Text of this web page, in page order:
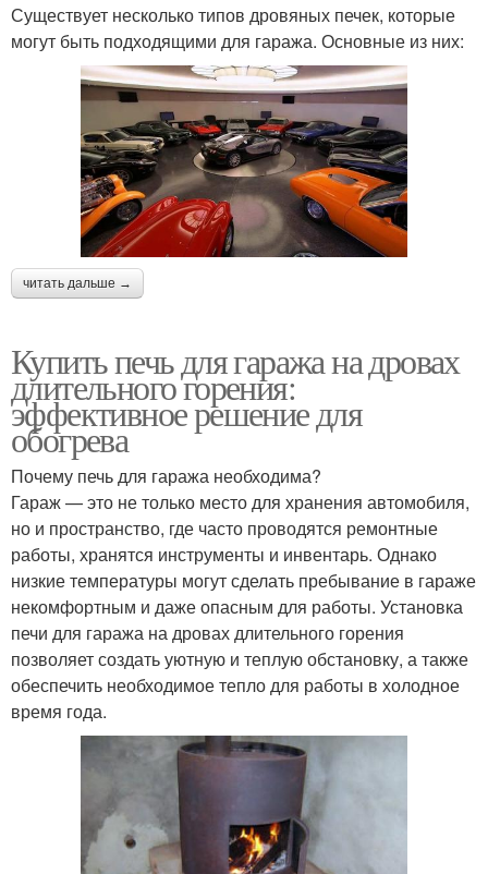
Существует несколько типов дровяных печек, которые
могут быть подходящими для гаража. Основные из них:
читать дальше →
Купить печь для гаража на дровах
длительного горения:
эффективное решение для
обогрева
Почему печь для гаража необходима?
Гараж — это не только место для хранения автомобиля,
но и пространство, где часто проводятся ремонтные
работы, хранятся инструменты и инвентарь. Однако
низкие температуры могут сделать пребывание в гараже
некомфортным и даже опасным для работы. Установка
печи для гаража на дровах длительного горения
позволяет создать уютную и теплую обстановку, а также
обеспечить необходимое тепло для работы в холодное
время года.